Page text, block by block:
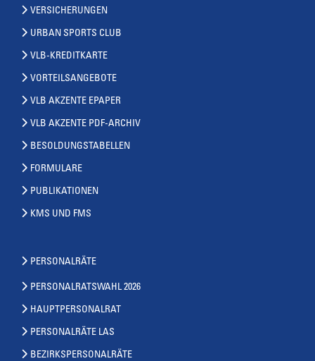
VERSICHERUNGEN
URBAN SPORTS CLUB
VLB-KREDITKARTE
VORTEILSANGEBOTE
VLB AKZENTE EPAPER
VLB AKZENTE PDF-ARCHIV
BESOLDUNGSTABELLEN
FORMULARE
PUBLIKATIONEN
KMS UND FMS
PERSONALRÄTE
PERSONALRATSWAHL 2026
HAUPTPERSONALRAT
PERSONALRÄTE LAS
BEZIRKSPERSONALRÄTE